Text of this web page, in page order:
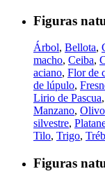
Figuras
Árbol, Bellota,
macho, Ceiba,
aciano, Flor de
de lúpulo,
Lirio de Pascua,
Manzano, Olivo
silvestre,
Tilo, Trigo,
Figuras